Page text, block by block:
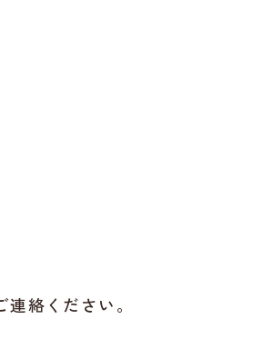
絡ください。